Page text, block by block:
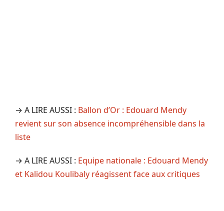
→ A LIRE AUSSI : Ballon d’Or : Edouard Mendy
revient sur son absence incompréhensible dans la
liste
→ A LIRE AUSSI : Equipe nationale : Edouard Mendy
et Kalidou Koulibaly réagissent face aux critiques